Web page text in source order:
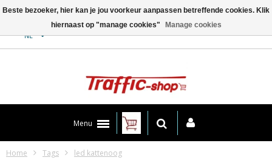
NL
Menu
Home Tags led kattenoog
Beste bezoeker, hier kan je jou voorkeur aanpassen betreffende cookies. Klik
hiernaast op "manage cookies"
Manage cookies